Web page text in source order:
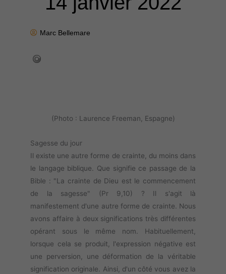
Marc Bellemare
(Photo : Laurence Freeman, Espagne)
Sagesse du jour
Il existe une autre forme de crainte, du moins dans
le langage biblique. Que signifie ce passage de la
Bible : "La crainte de Dieu est le commencement
de la sagesse" (Pr 9,10) ? Il s'agit là
manifestement d'une autre forme de crainte. Nous
avons affaire à deux significations très différentes
opérant sous le même nom. Habituellement,
lorsque cela se produit, l'expression négative est
une perversion, une déformation de la véritable
signification originale. Ainsi, d'un côté vous avez la